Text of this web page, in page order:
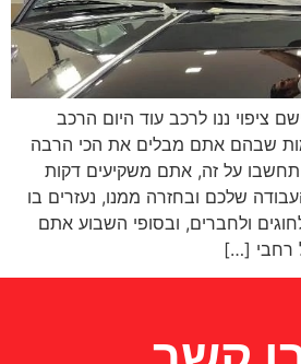
ציפוי ננו לרכב עוד היום הרכב
שבהם אתם מבלים את הכי הרבה
תחשבו על זה, אתם משקיעים דקות
שלכם ובחזרה ממנו, נעזרים בו
ולחברים, ובסופי השבוע אתם
רחבי […]